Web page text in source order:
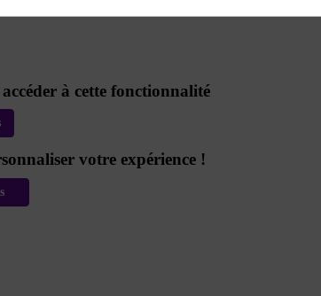
à cette fonctionnalité
votre expérience !​